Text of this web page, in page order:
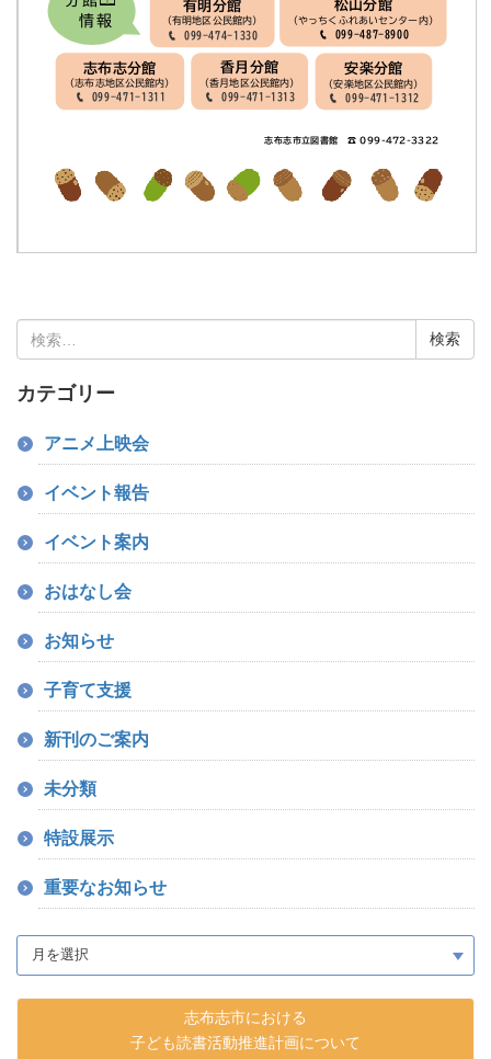
索:
カテゴリー
アニメ上映会
イベント報告
イベント案内
おはなし会
お知らせ
子育て支援
新刊のご案内
未分類
特設展示
重要なお知らせ
志布志市における
子ども読書活動推進計画について